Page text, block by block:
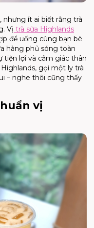
nhưng ít ai biết rằng trà
Vị trà sữa Highlands
để uống cùng bạn bè
hàng phủ sóng toàn
tiện lợi và cảm giác thân
gọi một ly trà
– nghe thôi cũng thấy
vị